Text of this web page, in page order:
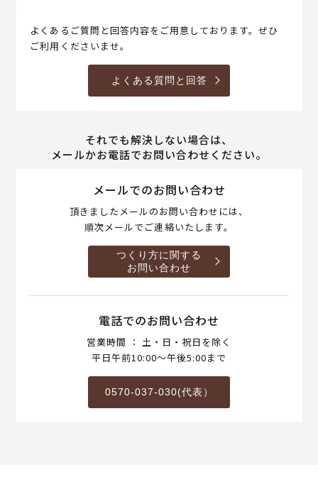
よくあるご質問と回答内容をご用意しております。ぜひ
ご利用くださいませ。
よくある質問と回答
それでも解決しない場合は、
メールかお電話でお問い合わせください。
メールでのお問い合わせ
頂きましたメールのお問い合わせには、
順次メールでご連絡いたします。
つくり方に関する
お問い合わせ
電話でのお問い合わせ
営業時間 ： 土・日・祝日を除く
平日午前10:00～午後5:00まで
0570-037-030(代表）